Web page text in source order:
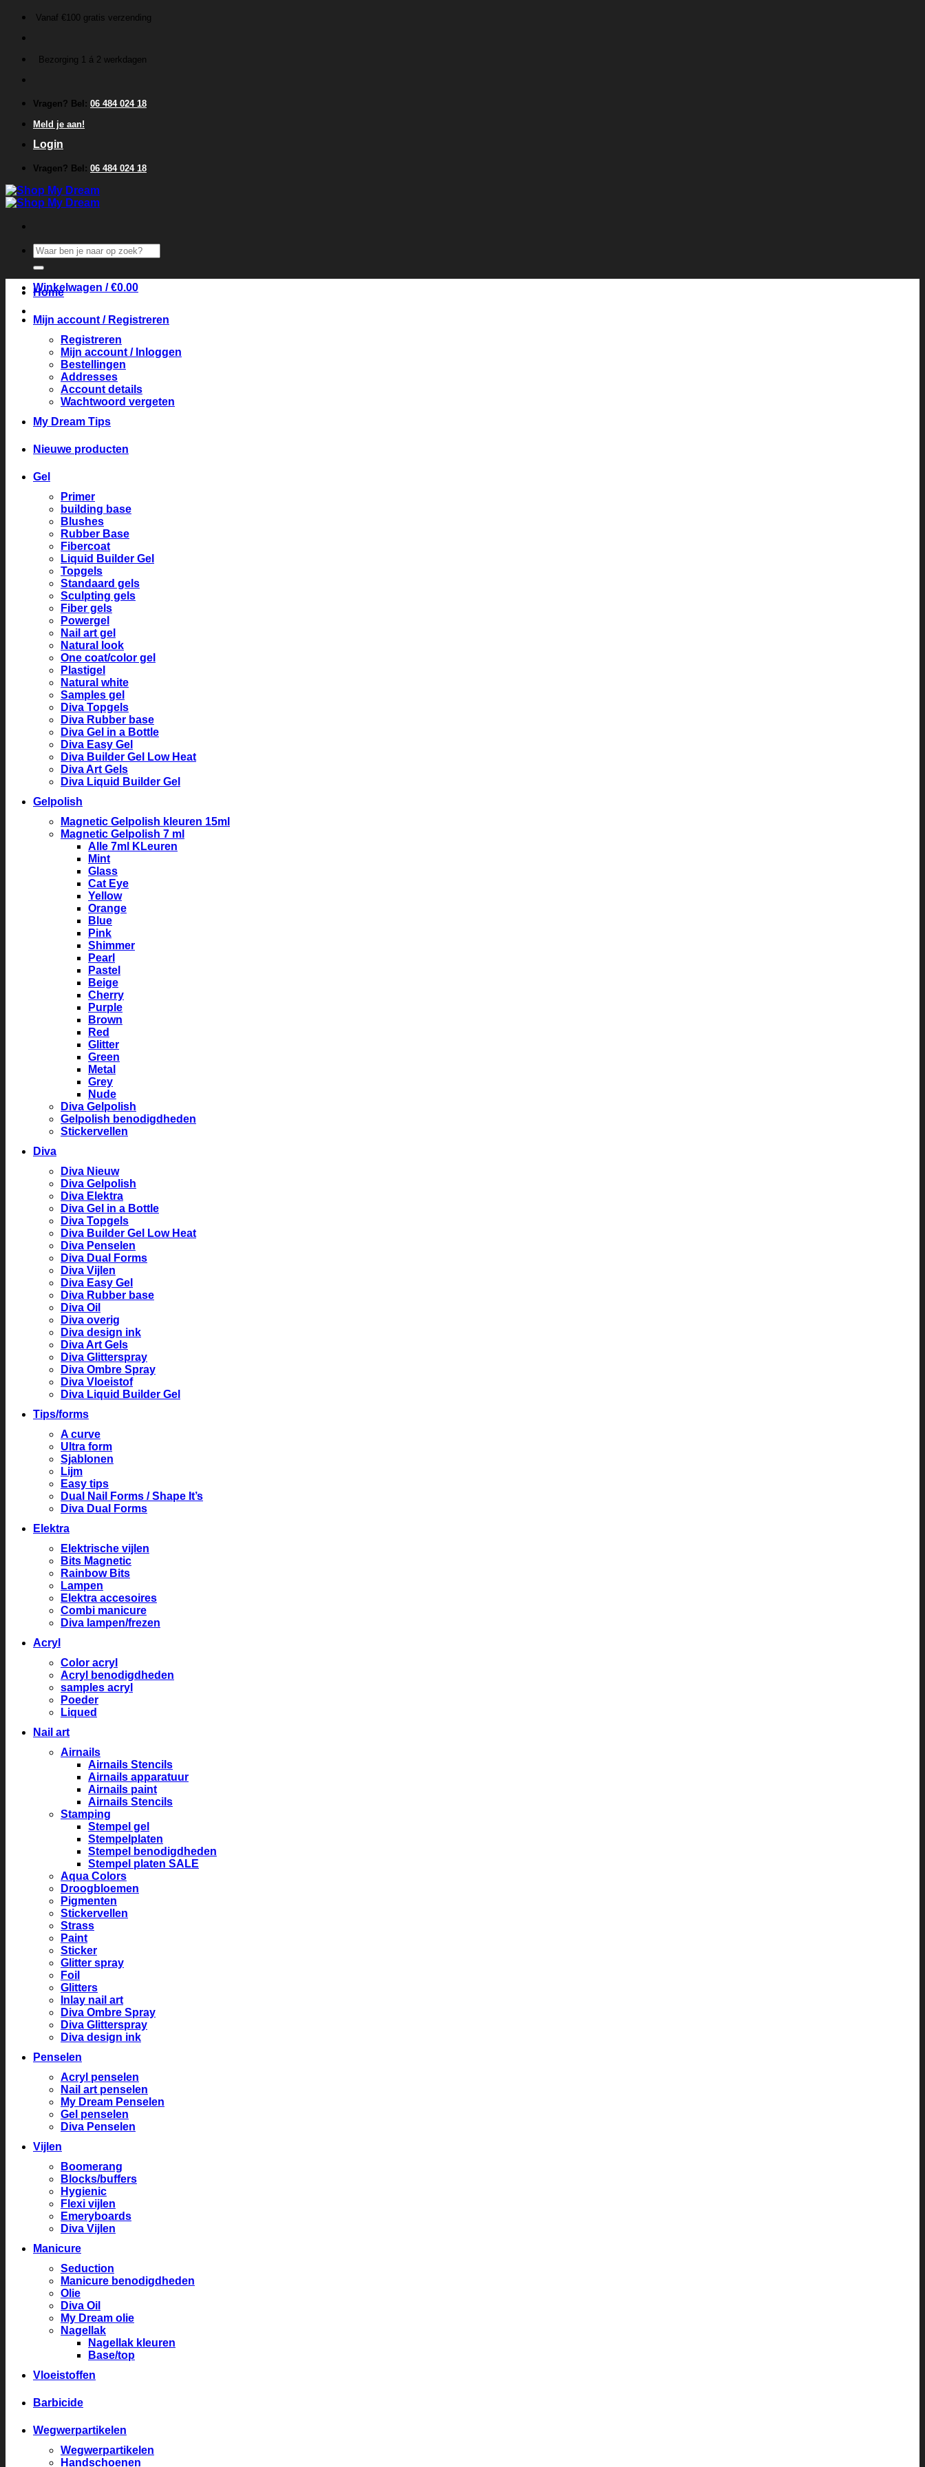
inhoud
Vanaf €100 gratis verzending
Bezorging 1 á 2 werkdagen
Vragen? Bel: 06 484 024 18
Meld je aan!
Login
Vragen? Bel: 06 484 024 18
Zoeken
naar:
Winkelwagen /€0.00
Home
Mijn account / Registreren
Registreren
Mijn account / Inloggen
Bestellingen
Addresses
Account details
Wachtwoord vergeten
My Dream Tips
Nieuwe producten
Gel
Primer
building base
Blushes
Rubber Base
Fibercoat
Liquid Builder Gel
Topgels
Standaard gels
Sculpting gels
Fiber gels
Powergel
Nail art gel
Natural look
One coat/color gel
Plastigel
Natural white
Samples gel
Diva Topgels
Diva Rubber base
Diva Gel in a Bottle
Diva Easy Gel
Diva Builder Gel Low Heat
Diva Art Gels
Diva Liquid Builder Gel
Gelpolish
Magnetic Gelpolish kleuren 15ml
Magnetic Gelpolish 7 ml
Alle 7ml KLeuren
Mint
Glass
Cat Eye
Yellow
Orange
Blue
Pink
Shimmer
Pearl
Pastel
Beige
Cherry
Purple
Brown
Red
Glitter
Green
Metal
Grey
Nude
Diva Gelpolish
Gelpolish benodigdheden
Stickervellen
Diva
Diva Nieuw
Diva Gelpolish
Diva Elektra
Diva Gel in a Bottle
Diva Topgels
Diva Builder Gel Low Heat
Diva Penselen
Diva Dual Forms
Diva Vijlen
Diva Easy Gel
Diva Rubber base
Diva Oil
Diva overig
Diva design ink
Diva Art Gels
Diva Glitterspray
Diva Ombre Spray
Diva Vloeistof
Diva Liquid Builder Gel
Tips/forms
A curve
Ultra form
Sjablonen
Lijm
Easy tips
Dual Nail Forms / Shape It’s
Diva Dual Forms
Elektra
Elektrische vijlen
Bits Magnetic
Rainbow Bits
Lampen
Elektra accesoires
Combi manicure
Diva lampen/frezen
Acryl
Color acryl
Acryl benodigdheden
samples acryl
Poeder
Liqued
Nail art
Airnails
Airnails Stencils
Airnails apparatuur
Airnails paint
Airnails Stencils
Stamping
Stempel gel
Stempelplaten
Stempel benodigdheden
Stempel platen SALE
Aqua Colors
Droogbloemen
Pigmenten
Stickervellen
Strass
Paint
Sticker
Glitter spray
Foil
Glitters
Inlay nail art
Diva Ombre Spray
Diva Glitterspray
Diva design ink
Penselen
Acryl penselen
Nail art penselen
My Dream Penselen
Gel penselen
Diva Penselen
Vijlen
Boomerang
Blocks/buffers
Hygienic
Flexi vijlen
Emeryboards
Diva Vijlen
Manicure
Seduction
Manicure benodigdheden
Olie
Diva Oil
My Dream olie
Nagellak
Nagellak kleuren
Base/top
Vloeistoffen
Barbicide
Wegwerpartikelen
Wegwerpartikelen
Handschoenen